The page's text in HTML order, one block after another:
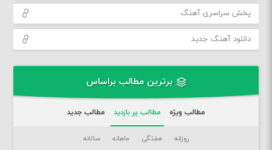
پخش سراسری آهنگ
دانلود آهنگ جدید
برترین مطالب براساس
مطالب ویژه مطالب پر بازدید مطالب جدید
روزانه هفتگی ماهانه سالانه